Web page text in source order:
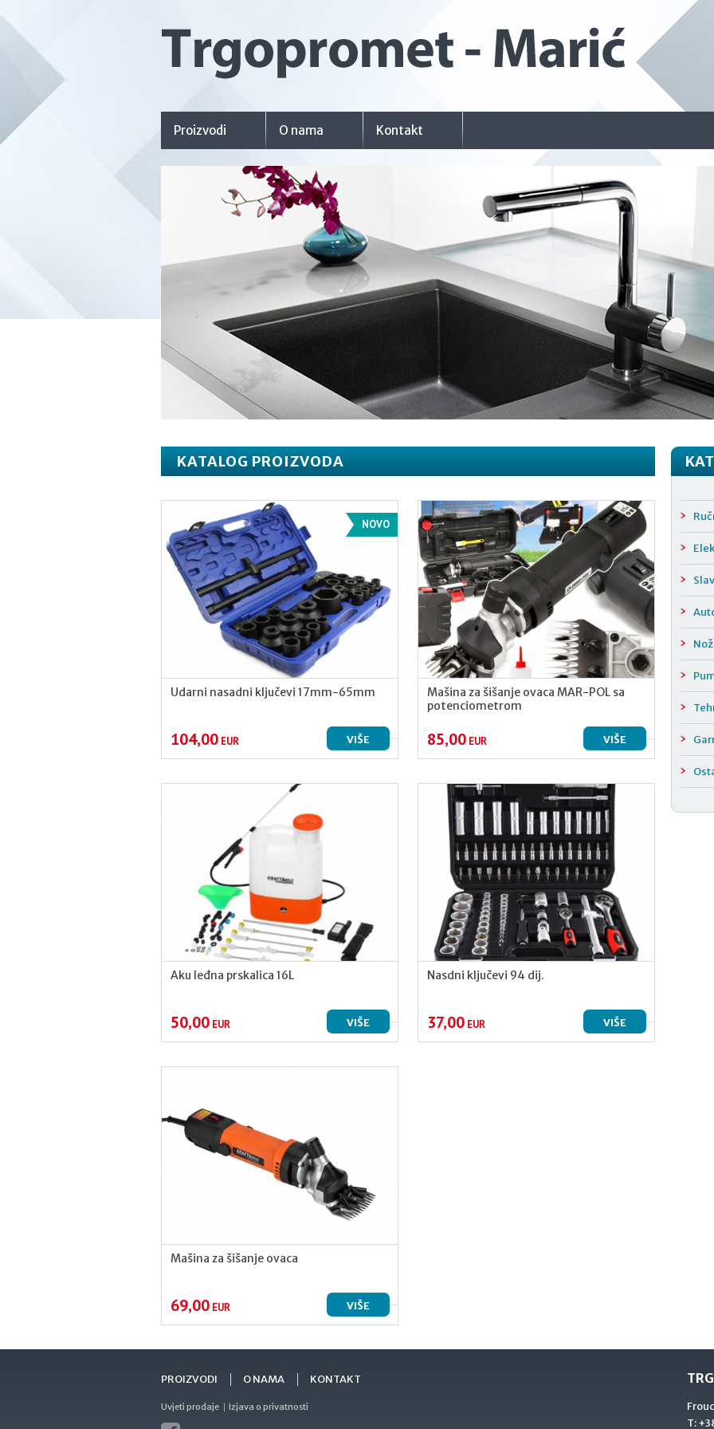
Proizvodi O nama Kontakt
KATALOG PROIZVODA
NOVO
Udarni nasadni ključevi 17mm-65mm
104,00 EUR VIŠE
Mašina za šišanje ovaca MAR-POL sa
potenciometrom
85,00 EUR VIŠE
Aku leđna prskalica 16L
50,00 EUR VIŠE
Nasdni ključevi 94 dij.
37,00 EUR VIŠE
Mašina za šišanje ovaca
69,00 EUR VIŠE
T:
PROIZVODI O NAMA KONTAKT
Uvjeti prodaje Izjava o privatnosti